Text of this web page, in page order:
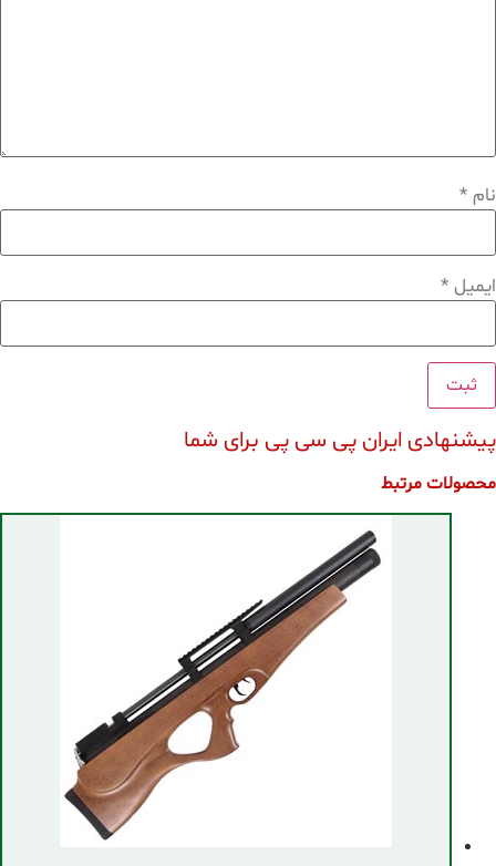
نام *
ایمیل *
پیشنهادی ایران پی سی پی برای شما
محصولات مرتبط